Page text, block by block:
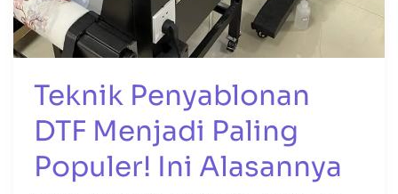
Teknik Penyablonan
DTF Menjadi Paling
Populer! Ini Alasannya